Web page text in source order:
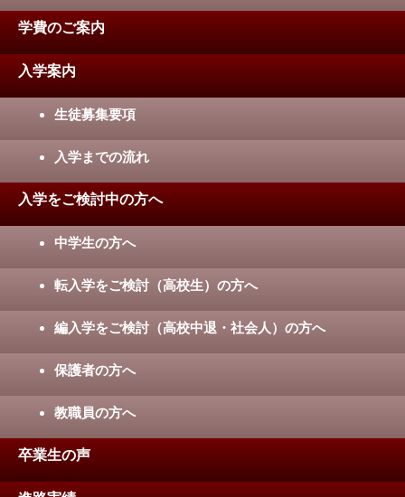
学費のご案内
入学案内
生徒募集要項
入学までの流れ
入学をご検討中の方へ
中学生の方へ
転入学をご検討（高校生）の方へ
編入学をご検討（高校中退・社会人）の方へ
保護者の方へ
教職員の方へ
卒業生の声